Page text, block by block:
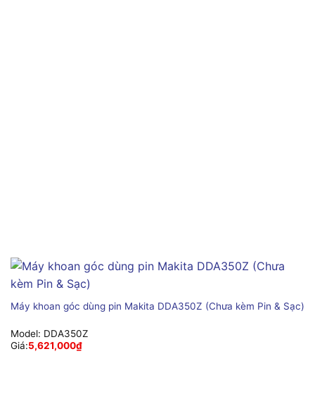
Máy khoan góc dùng pin Makita DDA350Z (Chưa kèm Pin & Sạc)
Model: DDA350Z
Giá:5,621,000₫